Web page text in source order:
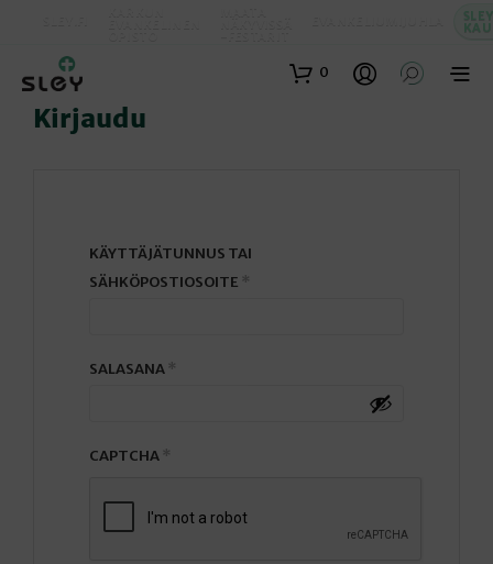
0
Kirjaudu
KÄYTTÄJÄTUNNUS TAI
SÄHKÖPOSTIOSOITE *
SALASANA *
CAPTCHA *